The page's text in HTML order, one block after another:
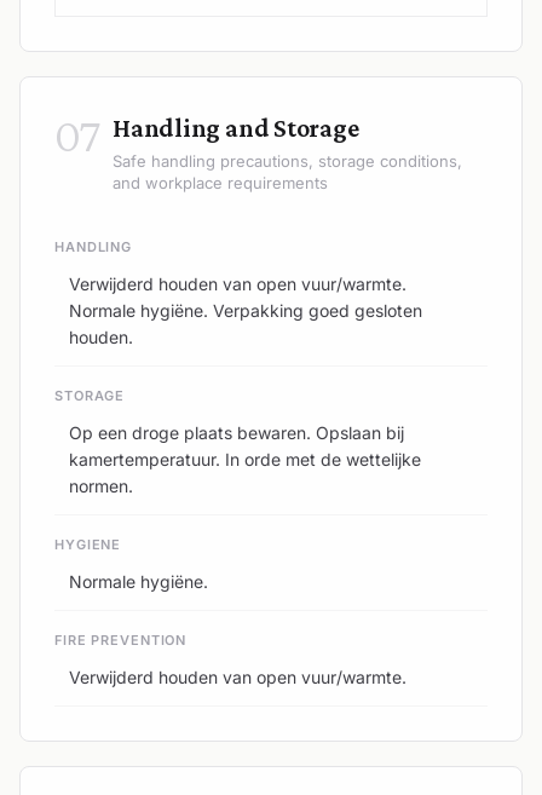
07 Handling and Storage
Safe handling precautions, storage conditions,
and workplace requirements
HANDLING
Verwijderd houden van open vuur/warmte.
Normale hygiëne. Verpakking goed gesloten
houden.
STORAGE
Op een droge plaats bewaren. Opslaan bij
kamertemperatuur. In orde met de wettelijke
normen.
HYGIENE
Normale hygiëne.
FIRE PREVENTION
Verwijderd houden van open vuur/warmte.